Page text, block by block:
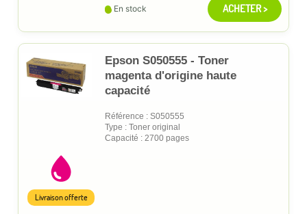
En stock ACHETER >
Epson S050555 - Toner
magenta d'origine haute
capacité
Référence : S050555
Type : Toner original
Capacité : 2700 pages
Livraison offerte